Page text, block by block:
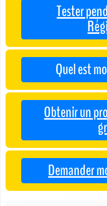
Tester
Quel est
Obtenir un
Demander